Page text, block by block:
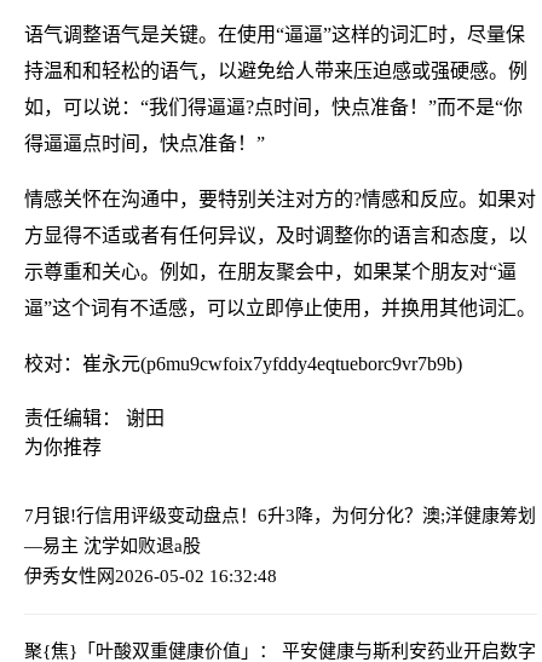
语气调整语气是关键。在使用“逼逼”这样的词汇时，尽量保
持温和和轻松的语气，以避免给人带来压迫感或强硬感。例
如，可以说：“我们得逼逼?点时间，快点准备！”而不是“你
得逼逼点时间，快点准备！”
情感关怀在沟通中，要特别关注对方的?情感和反应。如果对
方显得不适或者有任何异议，及时调整你的语言和态度，以
示尊重和关心。例如，在朋友聚会中，如果某个朋友对“逼
逼”这个词有不适感，可以立即停止使用，并换用其他词汇。
校对：崔永元(p6mu9cwfoix7yfddy4eqtueborc9vr7b9b)
责任编辑： 谢田
为你推荐
7月银!行信用评级变动盘点！6升3降，为何分化？ 澳;洋健康筹划
—易主 沈学如败退a股
伊秀女性网2026-05-02 16:32:48
聚{焦}「叶酸双重健康价值」： 平安健康与斯利安药业开启数字